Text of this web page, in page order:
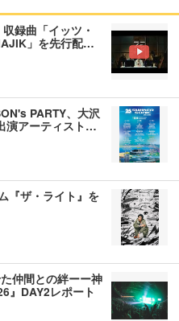
録曲「イッツ・
」を先行配…
PARTY、大沢
演アーティスト…
『ザ・ライト』を
仲間との絆ーー神
』DAY2レポート